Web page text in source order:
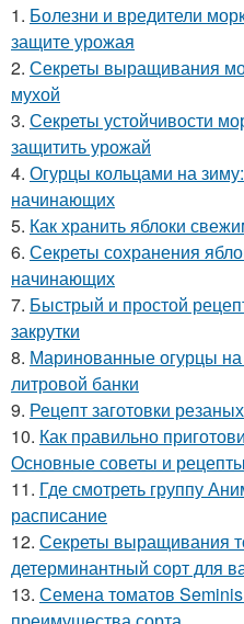
1. Болезни и вредители
защите урожая
2. Секреты выращивания
мухой
3. Секреты устойчивости
защитить урожай
4. Огурцы кольцами на
начинающих
5. Как хранить яблоки
6. Секреты сохранения
начинающих
7. Быстрый и простой
закрутки
8. Маринованные огурцы на
литровой банки
9. Рецепт заготовки
10. Как правильно
Основные советы и рецепты
11. Где смотреть группу
расписание
12. Секреты выращивания
детерминантный сорт для
13. Семена томатов